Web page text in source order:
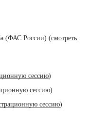
(ФАС России) (смотреть
сессию)
сессию)
сессию)